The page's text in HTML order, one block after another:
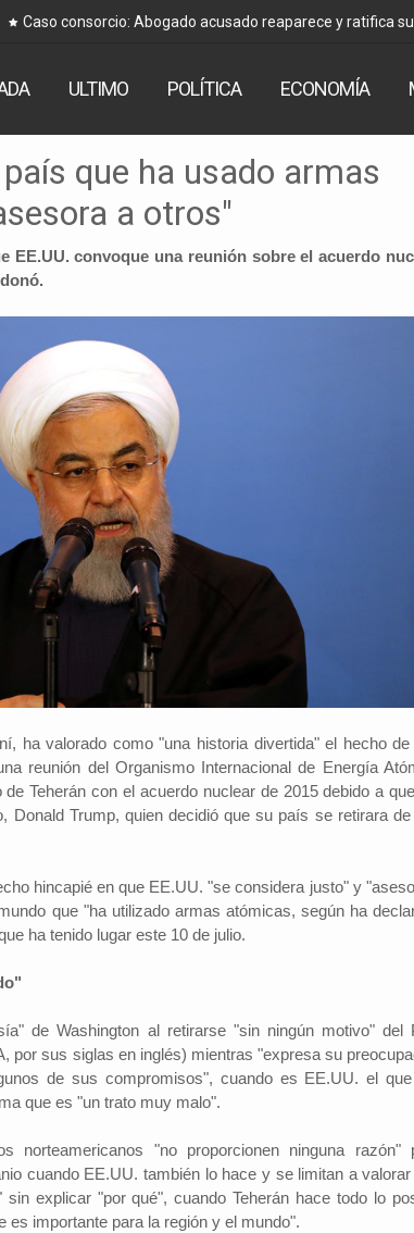
Caso consorcio: Abogado acusado reaparece y ratifica
ULTIMO POLÍTICA ECONOMÍA
que ha usado armas
a otros"
EE.UU. convoque una reunión sobre el acuerdo
ha valorado como "una historia divertida" el hecho de
reunión del Organismo Internacional de Energía
Teherán con el acuerdo nuclear de 2015 debido a
Donald Trump, quien decidió que su país se retirara
hincapié en que EE.UU. "se considera justo" y
que "ha utilizado armas atómicas, según ha
ha tenido lugar este 10 de julio.
de Washington al retirarse "sin ningún motivo" del
por sus siglas en inglés) mientras "expresa su
de sus compromisos", cuando es EE.UU. el
que es "un trato muy malo".
norteamericanos "no proporcionen ninguna razón"
cuando EE.UU. también lo hace y se limitan a
explicar "por qué", cuando Teherán hace todo lo
es importante para la región y el mundo".
09-09
de
de un
bruto (PIB)
la producci...
Investigador: Los medios de
coadyuvan a la naturalización de la
violencia
España indicó que una sociedad
permisiva con la violencia está
elementos de descomposición. El
investigador y director del Instituto